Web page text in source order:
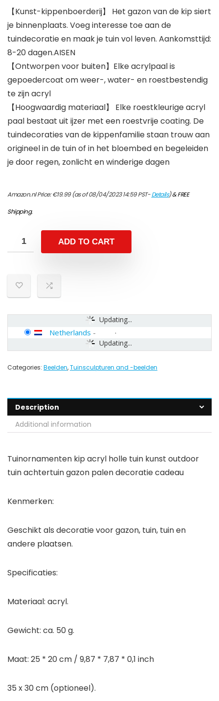
【Kunst-kippenboerderij】 Het gazon van de kip siert
je binnenplaats. Voeg interesse toe aan de
tuindecoratie en maak je tuin vol leven. Aankomsttijd:
8-20 dagen.AISEN
【Ontworpen voor buiten】Elke acrylpaal is
gepoedercoat om weer-, water- en roestbestendig
te zijn acryl
【Hoogwaardig materiaal】 Elke roestkleurige acryl
paal bestaat uit ijzer met een roestvrije coating. De
tuindecoraties van de kippenfamilie staan trouw aan
origineel in de tuin of in het bloembed en begeleiden
je door regen, zonlicht en winderige dagen
Amazon.nl Price:€19.99(as of 08/04/2023 14:59 PST-Details)&FREE
Shipping.
ADD TO CART
Updating...
Updating...
Netherlands -
Categories: Beelden,Tuinsculpturen and -beelden
Description
Additional information
Tuinornamenten kip acryl holle tuin kunst outdoor
tuin achtertuin gazon palen decoratie cadeau
Kenmerken:
Geschikt als decoratie voor gazon, tuin, tuin en
andere plaatsen.
Specificaties:
Materiaal: acryl.
Gewicht: ca. 50 g.
Maat: 25 * 20 cm / 9,87 * 7,87 * 0,1 inch
35 x 30 cm (optioneel).